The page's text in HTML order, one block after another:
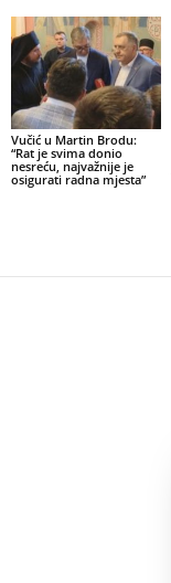
Vučić u Martin Brodu:
“Rat je svima donio
nesreću, najvažnije je
osigurati radna mjesta”